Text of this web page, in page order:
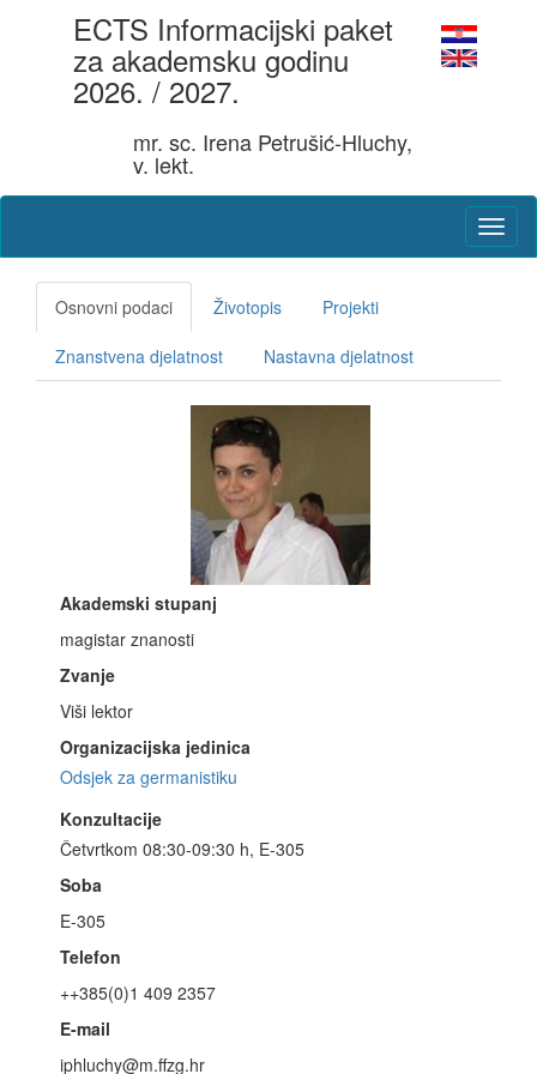
ECTS Informacijski paket
za akademsku godinu
2026. / 2027.
mr. sc. Irena Petrušić-Hluchy,
v. lekt.
Osnovni podaci Životopis Projekti
Znanstvena djelatnost Nastavna djelatnost
Akademski stupanj
magistar znanosti
Zvanje
Viši lektor
Organizacijska jedinica
Odsjek za germanistiku
Konzultacije
Četvrtkom 08:30-09:30 h, E-305
Soba
E-305
Telefon
++385(0)1 409 2357
E-mail
iphluchy@m.ffzg.hr